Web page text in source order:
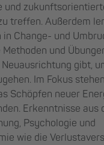
und
treffen. Außerdem
in Change- und
und
gibt,
Im Fokus
Schöpfen neuer
Erkenntnisse aus
Psychologie und
wie die